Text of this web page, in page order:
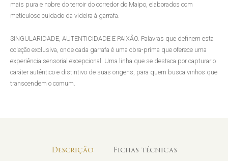
mais pura e nobre do terroir do corredor do Maipo, elaborados com
meticuloso cuidado da videira à garrafa.
SINGULARIDADE, AUTENTICIDADE E PAIXÃO. Palavras que definem esta
coleção exclusiva, onde cada garrafa é uma obra-prima que oferece uma
experiência sensorial excepcional. Uma linha que se destaca por capturar o
caráter autêntico e distintivo de suas origens, para quem busca vinhos que
transcendem o comum.
Descrição Fichas técnicas